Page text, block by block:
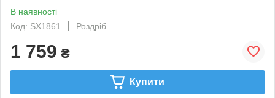
В наявності
Код: SX1861
Роздріб
1 759 ₴
Купити